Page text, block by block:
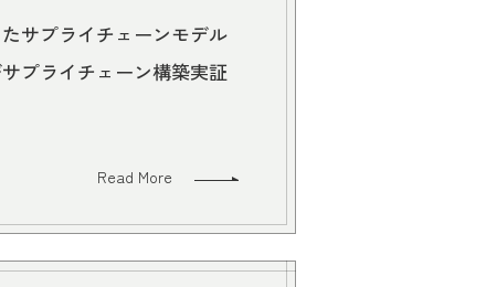
サプライチェーンモデル
プライチェーン構築実証
Read More